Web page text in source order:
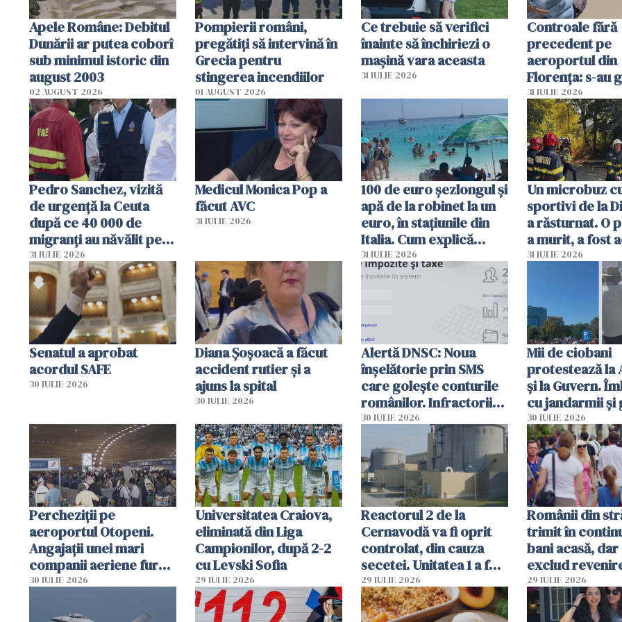
Apele Române: Debitul
Dunării ar putea coborî
sub minimul istoric din
august 2003
02 AUGUST 2026
Pompierii români,
pregătiţi să intervină în
Grecia pentru
stingerea incendiilor
01 AUGUST 2026
Ce trebuie să verifici
înainte să închiriezi o
mașină vara aceasta
31 IULIE 2026
Controale fără
precedent pe
aeroportul din
Florența: s-au
capete de
sumă imensă
31 IULIE 2026
Pedro Sanchez, vizită
de urgență la Ceuta
după ce 40 000 de
migranți au năvălit pe
teritoriul spaniol: „Vom
mobiliza toate
resursele"
31 IULIE 2026
Medicul Monica Pop a
făcut AVC
31 IULIE 2026
100 de euro șezlongul și
apă de la robinet la un
euro, în stațiunile din
Italia. Cum explică
autoritățile
31 IULIE 2026
Un microbuz
sportivi de la
a răsturnat. O
a murit, a fost
planul roșu de
31 IULIE 2026
Senatul a aprobat
acordul SAFE
30 IULIE 2026
Diana Șoșoacă a făcut
accident rutier și a
ajuns la spital
30 IULIE 2026
Alertă DNSC: Noua
înșelătorie prin SMS
care golește conturile
românilor. Infractorii
folosesc numele
Ghișeul.ro și al Poliției
Române
30 IULIE 2026
Mii de ciobani
protestează la
și la Guvern.
cu jandarmii și
lacrimogene
30 IULIE 2026
Percheziții pe
aeroportul Otopeni.
Angajații unei mari
companii aeriene furau
parfumuri, ceasuri și
vânzării
30 IULIE 2026
Universitatea Craiova,
eliminată din Liga
Campionilor, după 2-2
cu Levski Sofia
29 IULIE 2026
Reactorul 2 de la
Cernavodă va fi oprit
controlat, din cauza
secetei. Unitatea 1 a fost
deja oprită
29 IULIE 2026
Românii din
trimit în
bani acasă, dar
exclud
29 IULIE 2026